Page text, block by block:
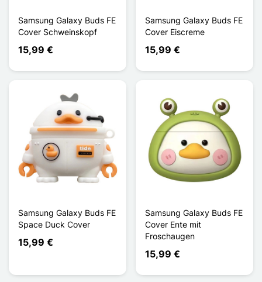
Samsung Galaxy Buds FE
Cover Schweinskopf
15,99 €
Samsung Galaxy Buds FE
Cover Eiscreme
15,99 €
Samsung Galaxy Buds FE
Space Duck Cover
15,99 €
Samsung Galaxy Buds FE
Cover Ente mit
Froschaugen
15,99 €